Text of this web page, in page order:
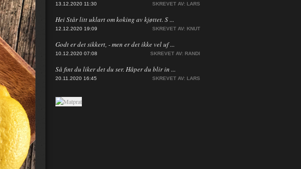
13.12.2020 11:30 SKREVET AV: LARS
Hei Står litt uklart om koking av kjøttet. S ...
12.12.2020 19:09 SKREVET AV: KNUT
Godt er det sikkert, - men er det ikke vel uf ...
10.12.2020 07:08 SKREVET AV: RANDI
Så fint du liker det du ser. Håper du blir in ...
20.11.2020 16:45 SKREVET AV: LARS